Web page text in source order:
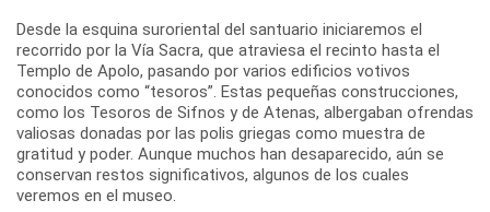
Desde la esquina suroriental del santuario iniciaremos el
recorrido por la Vía Sacra, que atraviesa el recinto hasta el
Templo de Apolo, pasando por varios edificios votivos
conocidos como “tesoros”. Estas pequeñas construcciones,
como los Tesoros de Sifnos y de Atenas, albergaban ofrendas
valiosas donadas por las polis griegas como muestra de
gratitud y poder. Aunque muchos han desaparecido, aún se
conservan restos significativos, algunos de los cuales
veremos en el museo.